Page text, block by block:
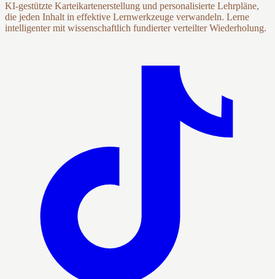
KI-gestützte Karteikartenerstellung und personalisierte Lehrpläne,
die jeden Inhalt in effektive Lernwerkzeuge verwandeln. Lerne
intelligenter mit wissenschaftlich fundierter verteilter Wiederholung.